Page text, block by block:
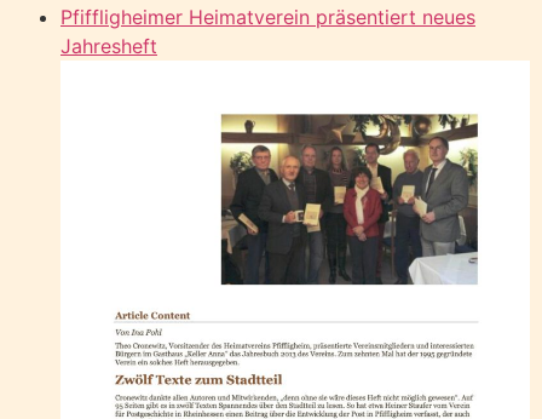
Pfiffligheimer Heimatverein präsentiert neues
Jahresheft